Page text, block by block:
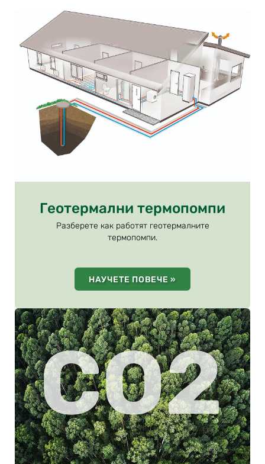
Геотермални термопомпи
Разберете как работят геотермалните
термопомпи.
НАУЧЕТЕ ПОВЕЧЕ »